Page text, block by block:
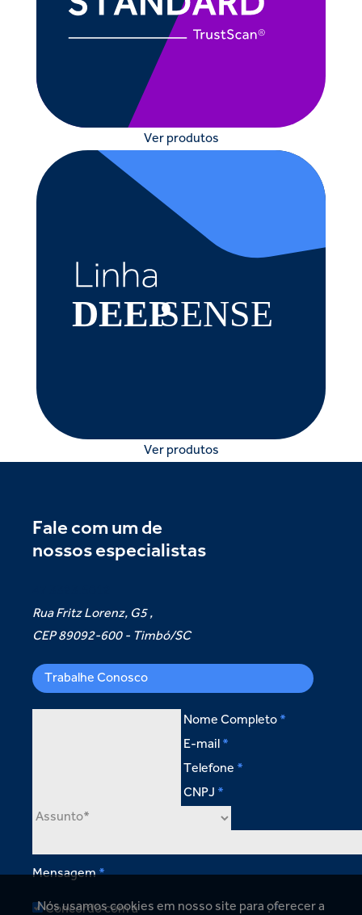
Ver produtos
Ver produtos
Fale com um de
nossos especialistas
Rua Fritz Lorenz, G5 ,
CEP 89092-600 - Timbó/SC
Trabalhe Conosco
Nome Completo
E-mail
Telefone
CNPJ
Mensagem
Concordo com apolítica de privacidade.
Nós usamos cookies em nosso site para oferecer a